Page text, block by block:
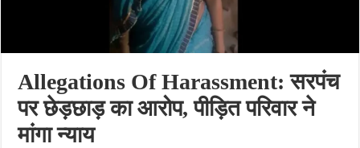
Allegations Of Harassment: सरपंच
पर छेड़छाड़ का आरोप, पीड़ित परिवार ने
मांगा न्याय